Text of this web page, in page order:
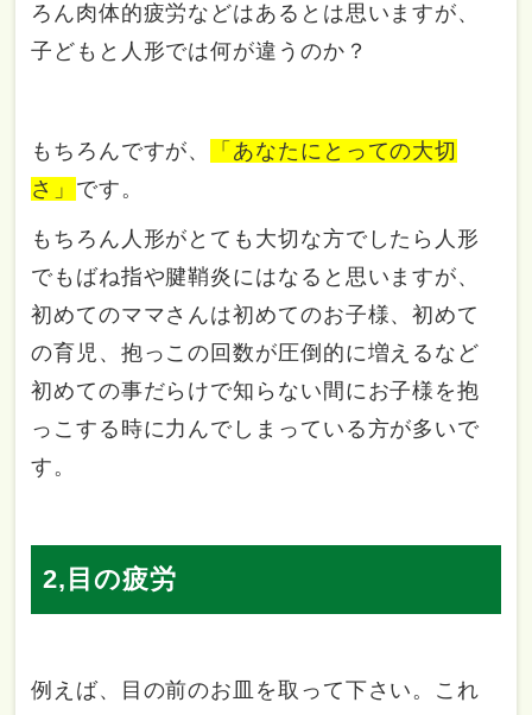
ろん肉体的疲労などはあるとは思いますが、
子どもと人形では何が違うのか？
もちろんですが、
「あなたにとっての大切
さ」 です。
もちろん人形がとても大切な方でしたら人形
でもばね指や腱鞘炎にはなると思いますが、
初めてのママさんは初めてのお子様、初めて
の育児、抱っこの回数が圧倒的に増えるなど
初めての事だらけで知らない間にお子様を抱
っこする時に力んでしまっている方が多いで
す。
2,目の疲労
例えば、目の前のお皿を取って下さい。これ